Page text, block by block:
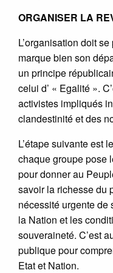
ORGANISER LA
L’organisation doit
marque bien son
un principe
celui d’ « Egalité ».
activistes impliqués
clandestinité et des
L’étape suivante est
chaque groupe pose
pour donner au
savoir la richesse du
nécessité urgente de
la Nation et les
souveraineté. C’est
publique pour
Etat et Nation.